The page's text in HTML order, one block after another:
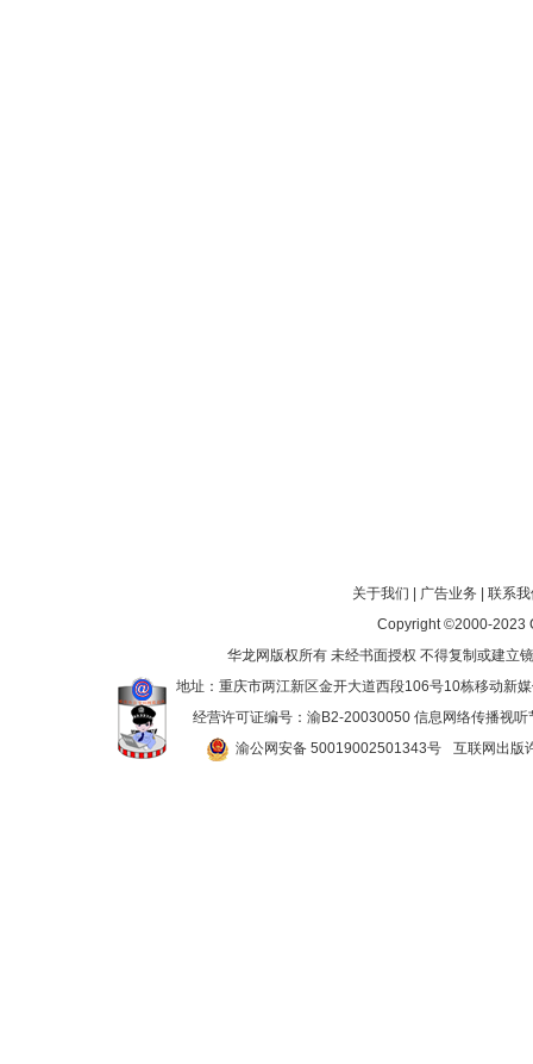
关于我们 广告业务
联系
Copyright ©2000-2023
华龙网版权所有 未经书面授权 不得复制或建
地址：重庆市两江新区金开大道西段106号10栋移动新
经营许可证编号：渝B2-20030050 信息网络传播视
渝公网安备 50019002501343号
互联网出版